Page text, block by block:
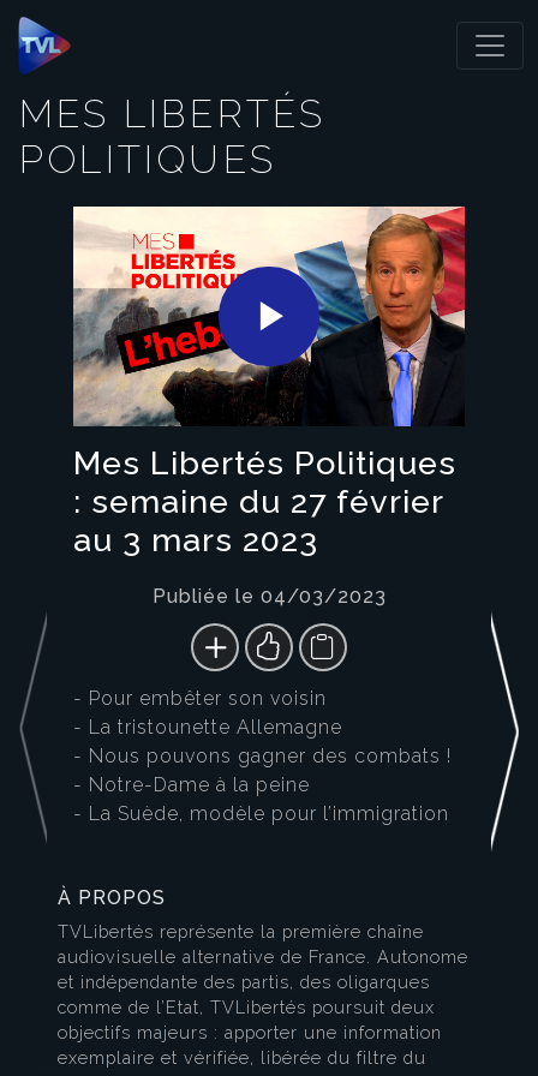
Panneau de gestion des cookies
MES LIBERTÉS
POLITIQUES
Play
Video
Mes Libertés Politiques
: semaine du 27 février
au 3 mars 2023
Publiée le 04/03/2023
- Pour embêter son voisin
- La tristounette Allemagne
- Nous pouvons gagner des combats !
- Notre-Dame à la peine
- La Suède, modèle pour l’immigration
À PROPOS
TVLibertés représente la première chaîne
audiovisuelle alternative de France. Autonome
et indépendante des partis, des oligarques
comme de l’Etat, TVLibertés poursuit deux
objectifs majeurs : apporter une information
exemplaire et vérifiée, libérée du filtre du